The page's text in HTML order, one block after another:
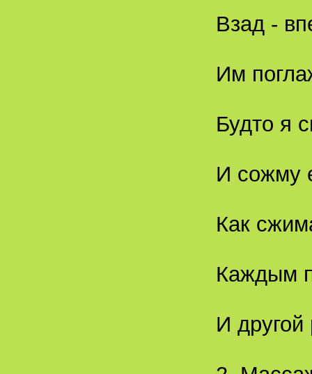
Взад -
Им
Будто я
И сожму
Как
Каждым
И другой